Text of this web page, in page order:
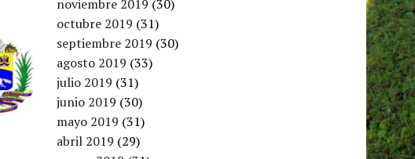
noviembre 2019 (30)
octubre 2019 (31)
septiembre 2019 (30)
agosto 2019 (33)
julio 2019 (31)
junio 2019 (30)
mayo 2019 (31)
abril 2019 (29)